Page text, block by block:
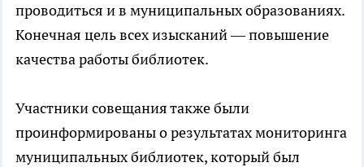
проводиться и в муниципальных образованиях.
Конечная цель всех изысканий — повышение
качества работы библиотек.
Участники совещания также были
проинформированы о результатах мониторинга
муниципальных библиотек, который был